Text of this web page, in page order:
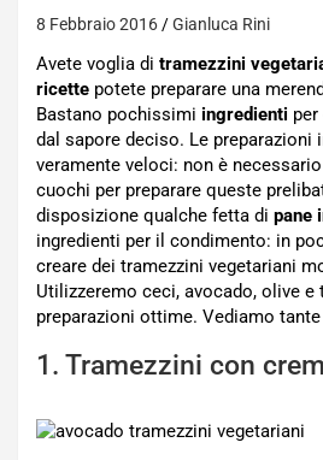
8 Febbraio 2016 Gianluca Rini
Avete voglia di tramezzini
ricette potete preparare una
Bastano pochissimi ingredienti
dal sapore deciso. Le preparazioni
veramente veloci: non è
cuochi per preparare queste
disposizione qualche fetta di pane
ingredienti per il condimento: in
creare dei tramezzini vegetariani
Utilizzeremo ceci, avocado, olive e
preparazioni ottime. Vediamo
1. Tramezzini con